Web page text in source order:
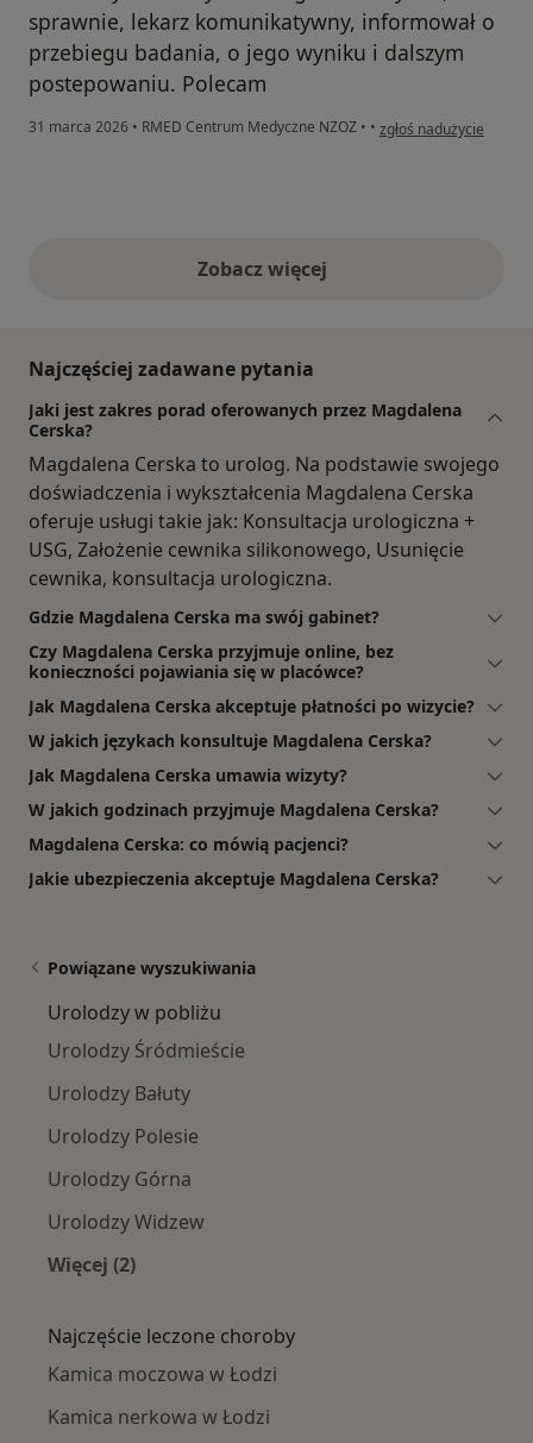
sprawnie, lekarz komunikatywny, informował o
przebiegu badania, o jego wyniku i dalszym
postepowaniu. Polecam
31 marca 2026 • RMED Centrum Medyczne NZOZ • • w opinii użytkownika AJ
zgłoś nadużycie
Zobacz więcejopinie powyżej
Najczęściej zadawane pytania
Jaki jest zakres porad oferowanych przez Magdalena
Cerska?
Magdalena Cerska to urolog. Na podstawie swojego
doświadczenia i wykształcenia Magdalena Cerska
oferuje usługi takie jak: Konsultacja urologiczna +
USG, Założenie cewnika silikonowego, Usunięcie
cewnika, konsultacja urologiczna.
Gdzie Magdalena Cerska ma swój gabinet?
Czy Magdalena Cerska przyjmuje online, bez
konieczności pojawiania się w placówce?
Jak Magdalena Cerska akceptuje płatności po wizycie?
W jakich językach konsultuje Magdalena Cerska?
Jak Magdalena Cerska umawia wizyty?
W jakich godzinach przyjmuje Magdalena Cerska?
Magdalena Cerska: co mówią pacjenci?
Jakie ubezpieczenia akceptuje Magdalena Cerska?
Powiązane wyszukiwania
Urolodzy w pobliżu
Urolodzy Śródmieście
Urolodzy Bałuty
Urolodzy Polesie
Urolodzy Górna
Urolodzy Widzew
Więcej (2)
Najczęście leczone choroby
Kamica moczowa w Łodzi
Kamica nerkowa w Łodzi